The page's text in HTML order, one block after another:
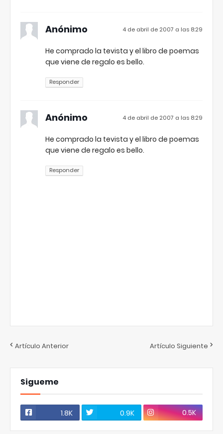
Anónimo 4 de abril de 2007 a las 8:29
He comprado la tevista y el libro de poemas
que viene de regalo es bello.
Responder
Anónimo 4 de abril de 2007 a las 8:29
He comprado la tevista y el libro de poemas
que viene de regalo es bello.
Responder
Artículo Anterior Artículo Siguiente
Sigueme
1.8K 0.9K 0.5K